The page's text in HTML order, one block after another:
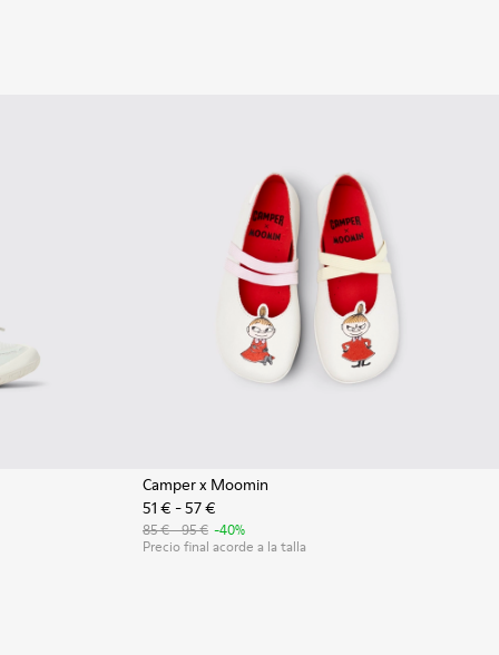
de tejido y piel blancas para niños.
002 - Sneakers de tejido y piel negras para niños.
Camper x Moomin
51 € - 57 €
85 € - 95 € -40%
Precio final acorde a la talla